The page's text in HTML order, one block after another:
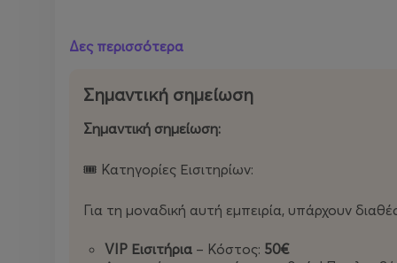
Οι ήρωες των παιδιών θα είναι εκεί –
Μια ταινία που εμπνέει και συγκινεί
Μέσα από χιούμορ, δράση και gaming
φιλία, τη συνεργασία και τη στήριξη όσων το
Το πρώτο ελληνικό YouTube Challenge που έγινε
πρωταγωνιστές και ένα μεγάλο χρηματικό
Δες περισσότερα
Σημαντική σημείωση
Σημαντική σημείωση:
🎟️ Κατηγορίες Εισιτηρίων:
Για τη μοναδική αυτή εμπειρία, υπάρχουν
VIP Εισιτήρια – Κόστος: 50€